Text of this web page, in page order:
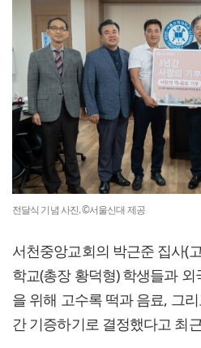
전달식 기념 사진. ©서울신대 제공
서천중앙교회의 박근준 집사(
학교(총장 황덕형) 학생들과
을 위해 고수록 떡과 음료, 그
간 기증하기로 결정했다고 최